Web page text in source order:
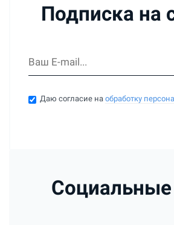
Подписка на
Даю согласие наобработку
Социальные